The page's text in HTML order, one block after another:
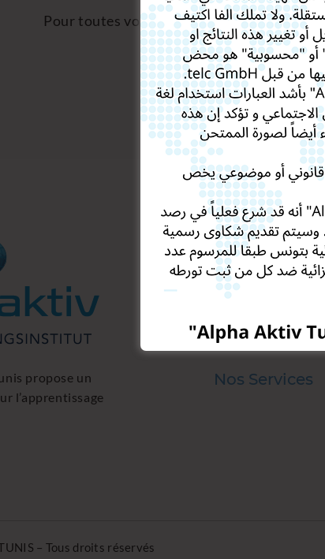
Pour toutes vos demandes
questions et
propose un
l’apprentissage
Alpha Aktiv
Qui sommes-nous
Institut Heidelberg
Boostez
Nos Services
– Tous droits réservés